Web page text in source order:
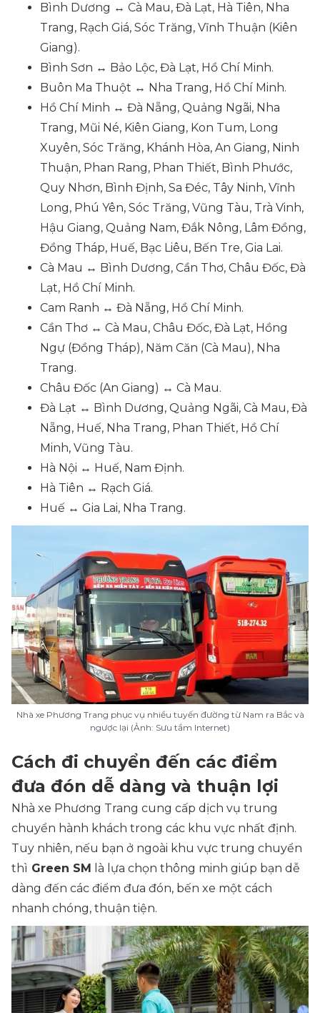
Bình Dương ↔ Cà Mau, Đà Lạt, Hà Tiên, Nha
Trang, Rạch Giá, Sóc Trăng, Vĩnh Thuận (Kiên
Giang).
Bình Sơn ↔ Bảo Lộc, Đà Lạt, Hồ Chí Minh.
Buôn Ma Thuột ↔ Nha Trang, Hồ Chí Minh.
Hồ Chí Minh ↔ Đà Nẵng, Quảng Ngãi, Nha
Trang, Mũi Né, Kiên Giang, Kon Tum, Long
Xuyên, Sóc Trăng, Khánh Hòa, An Giang, Ninh
Thuận, Phan Rang, Phan Thiết, Bình Phước,
Quy Nhơn, Bình Định, Sa Đéc, Tây Ninh, Vĩnh
Long, Phú Yên, Sóc Trăng, Vũng Tàu, Trà Vinh,
Hậu Giang, Quảng Nam, Đắk Nông, Lâm Đồng,
Đồng Tháp, Huế, Bạc Liêu, Bến Tre, Gia Lai.
Cà Mau ↔ Bình Dương, Cần Thơ, Châu Đốc, Đà
Lạt, Hồ Chí Minh.
Cam Ranh ↔ Đà Nẵng, Hồ Chí Minh.
Cần Thơ ↔ Cà Mau, Châu Đốc, Đà Lạt, Hồng
Ngự (Đồng Tháp), Năm Căn (Cà Mau), Nha
Trang.
Châu Đốc (An Giang) ↔ Cà Mau.
Đà Lạt ↔ Bình Dương, Quảng Ngãi, Cà Mau, Đà
Nẵng, Huế, Nha Trang, Phan Thiết, Hồ Chí
Minh, Vũng Tàu.
Hà Nội ↔ Huế, Nam Định.
Hà Tiên ↔ Rạch Giá.
Huế ↔ Gia Lai, Nha Trang.
Nhà xe Phương Trang phục vụ nhiều tuyến đường từ Nam ra Bắc và
ngược lại (Ảnh: Sưu tầm Internet)
Cách đi chuyển đến các điểm
đưa đón dễ dàng và thuận lợi
Nhà xe Phương Trang cung cấp dịch vụ trung
chuyển hành khách trong các khu vực nhất định.
Tuy nhiên, nếu bạn ở ngoài khu vực trung chuyển
thì Green SM là lựa chọn thông minh giúp bạn dễ
dàng đến các điểm đưa đón, bến xe một cách
nhanh chóng, thuận tiện.